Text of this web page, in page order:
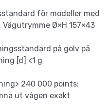
för modeller med
Ø×H 157×43
på golv på
[d] <1 g
240 000 points:
ut vågen exakt